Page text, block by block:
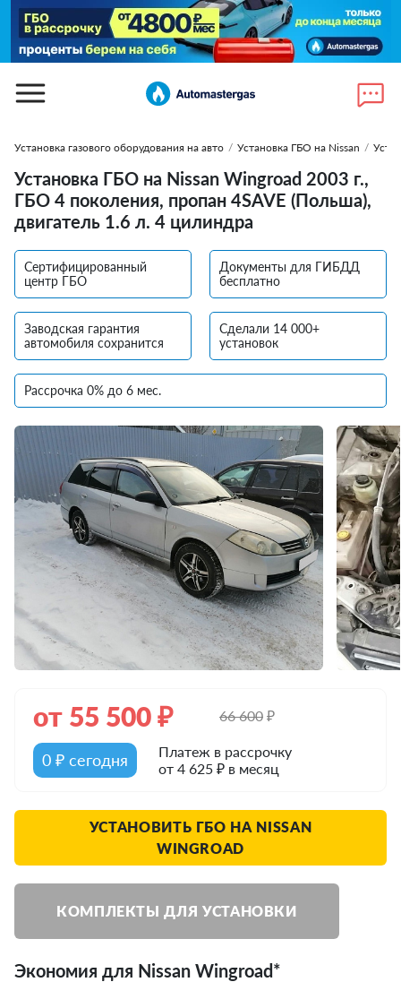
Установка газового оборудования на авто / Установка ГБО на Nissan /
Установка ГБО на Nissan Wingroad 2003 г.,
ГБО 4 поколения, пропан 4SAVE (Польша),
двигатель 1.6 л. 4 цилиндра
Сертифицированный
центр ГБО
Документы для ГИБДД
бесплатно
Заводская гарантия
автомобиля сохранится
Сделали 14 000+
установок
Рассрочка 0% до 6 мес.
от 55 500₽ 66 600₽
0 ₽ сегодня
Платеж в рассрочку
от 4 625 ₽ в месяц
УСТАНОВИТЬ ГБО НА NISSAN
WINGROAD
КОМПЛЕКТЫ ДЛЯ УСТАНОВКИ
Экономия для Nissan Wingroad*